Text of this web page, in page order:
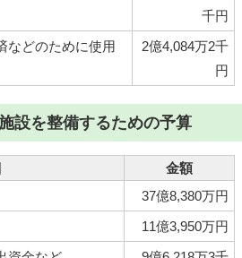
千円
などのために使用
2億4,084万2千
円
設を整備するための予算
金額
37億8,380万円
11億3,950万円